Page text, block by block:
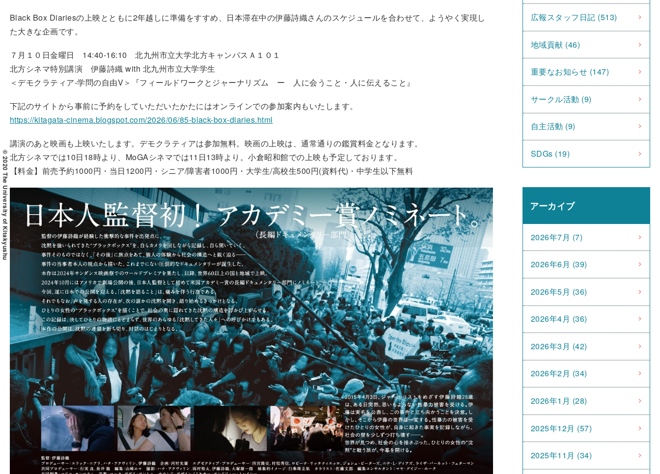
© 2020 The University of Kitakyushu
Black Box Diariesの上映とともに2年越しに準備をすすめ、日本滞在中の伊藤詩織さんのスケジュールを合わせて、ようやく実現し
た大きな企画です。
７月１０日金曜日 14:40-16:10 北九州市立大学北方キャンパスＡ１０１
北方シネマ特別講演 伊藤詩織 with 北九州市立大学学生
＜デモクラティア-学問の自由V＞『フィールドワークとジャーナリズム ー 人に会うこと・人に伝えること』
下記のサイトから事前に予約をしていただいたかたにはオンラインでの参加案内もいたします。
https://kitagata-cinema.blogspot.com/2026/06/85-black-box-diaries.html
講演のあと映画も上映いたします。デモクラティアは参加無料。映画の上映は、通常通りの鑑賞料金となります。
北方シネマでは10日18時より、MoGAシネマでは11日13時より。小倉昭和館での上映も予定しております。
【料金】前売予約1000円・当日1200円・シニア/障害者1000円・大学生/高校生500円(資料代)・中学生以下無料
広報スタッフ日記 (513)
地域貢献 (46)
重要なお知らせ (147)
サークル活動 (9)
自主活動 (9)
SDGs (19)
アーカイブ
2026年7月 (7)
2026年6月 (39)
2026年5月 (36)
2026年4月 (36)
2026年3月 (42)
2026年2月 (34)
2026年1月 (28)
2025年12月 (57)
2025年11月 (34)